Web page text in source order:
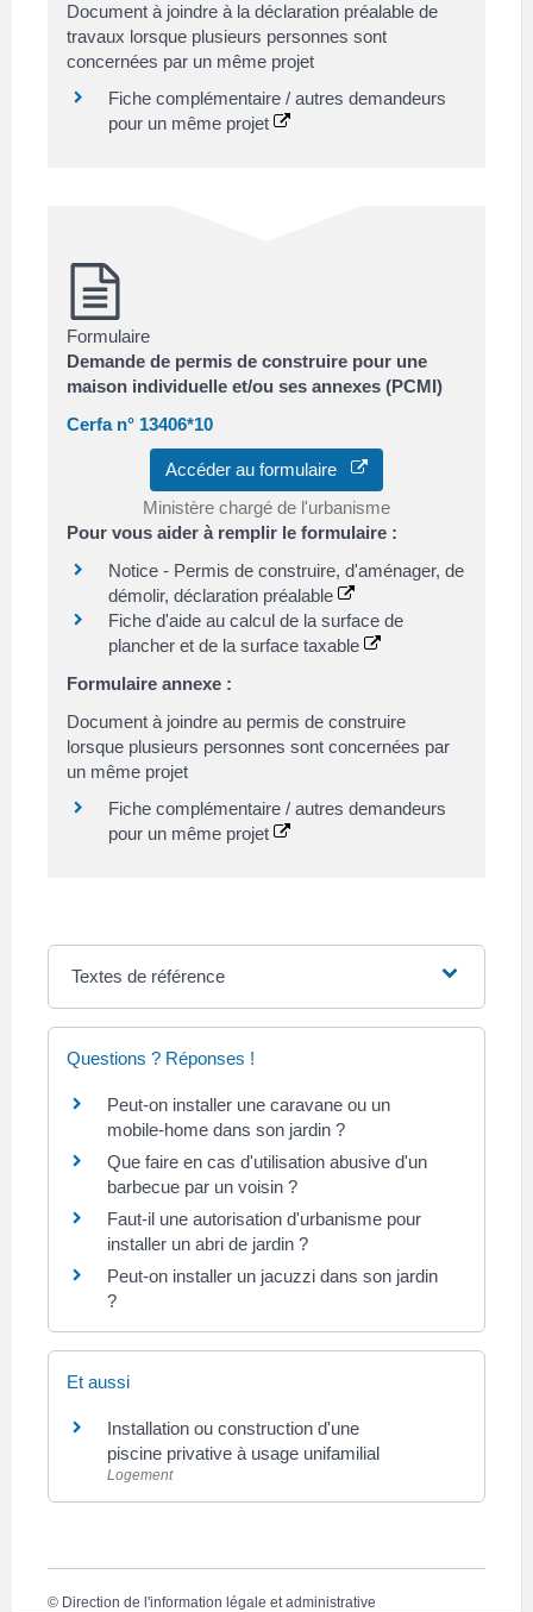
Document à joindre à la déclaration préalable de
travaux lorsque plusieurs personnes sont
concernées par un même projet
Fiche complémentaire / autres demandeurs
pour un même projet
Formulaire
Demande de permis de construire pour une
maison individuelle et/ou ses annexes (PCMI)
Cerfa n° 13406*10
Accéder au formulaire
Ministère chargé de l'urbanisme
Pour vous aider à remplir le formulaire :
Notice - Permis de construire, d'aménager, de
démolir, déclaration préalable
Fiche d'aide au calcul de la surface de
plancher et de la surface taxable
Formulaire annexe :
Document à joindre au permis de construire
lorsque plusieurs personnes sont concernées par
un même projet
Fiche complémentaire / autres demandeurs
pour un même projet
Textes de référence
Questions ? Réponses !
Peut-on installer une caravane ou un
mobile-home dans son jardin ?
Que faire en cas d'utilisation abusive d'un
barbecue par un voisin ?
Faut-il une autorisation d'urbanisme pour
installer un abri de jardin ?
Peut-on installer un jacuzzi dans son jardin
?
Et aussi
Installation ou construction d'une
piscine privative à usage unifamilial
Logement
© Direction de l'information légale et administrative